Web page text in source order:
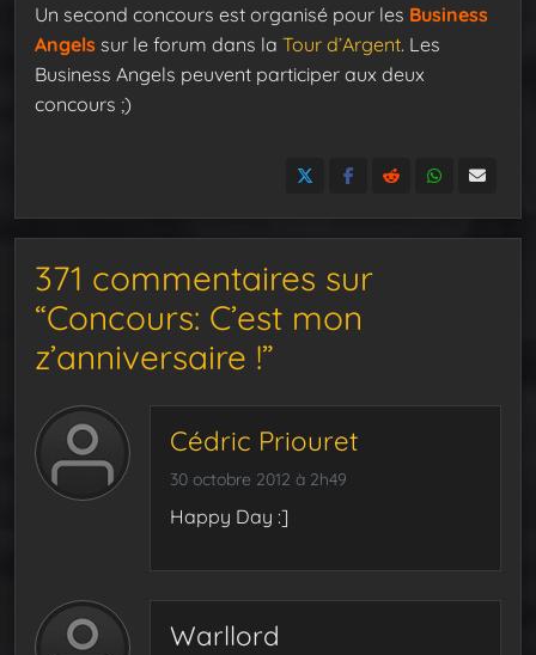
Un second concours est organisé pour les Business
Angels sur le forum dans la Tour d’Argent. Les
Business Angels peuvent participer aux deux
concours ;)
371 commentaires sur
“Concours: C’est mon
z’anniversaire !”
Cédric Priouret
30 octobre 2012 à 2h49
Happy Day :]
Warllord